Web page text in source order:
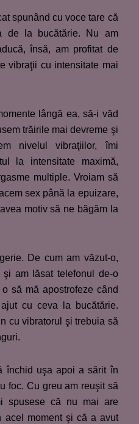
spunând cu voce tare că
de la bucătărie. Nu am
însă, am profitat de
vibraţii cu intensitate mai
lângă ea, să-i văd
trăirile mai devreme şi
nivelul vibraţiilor, îmi
la intensitate maximă,
multiple. Vroiam să
sex până la epuizare,
motiv să ne băgăm la
De cum am văzut-o,
am lăsat telefonul de-o
să mă apostrofeze când
cu ceva la bucătărie.
cu vibratorul şi trebuia să
închid uşa apoi a sărit în
foc. Cu greu am reuşit să
spusese că nu mai are
acel moment şi că a avut